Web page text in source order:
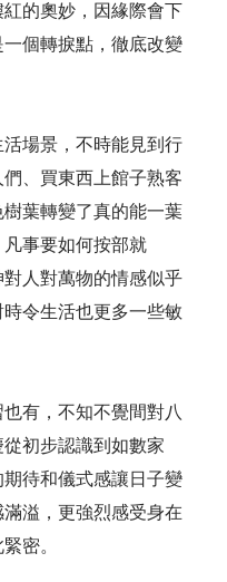
的奧妙，因緣際會下
個轉捩點，徹底改變
場景，不時能見到行
、買東西上館子熟客
葉轉變了真的能一葉
事要如何按部就
人對萬物的情感似乎
令生活也更多一些敏
有，不知不覺間對八
初步認識到如數家
待和儀式感讓日子變
溢，更強烈感受身在
密。